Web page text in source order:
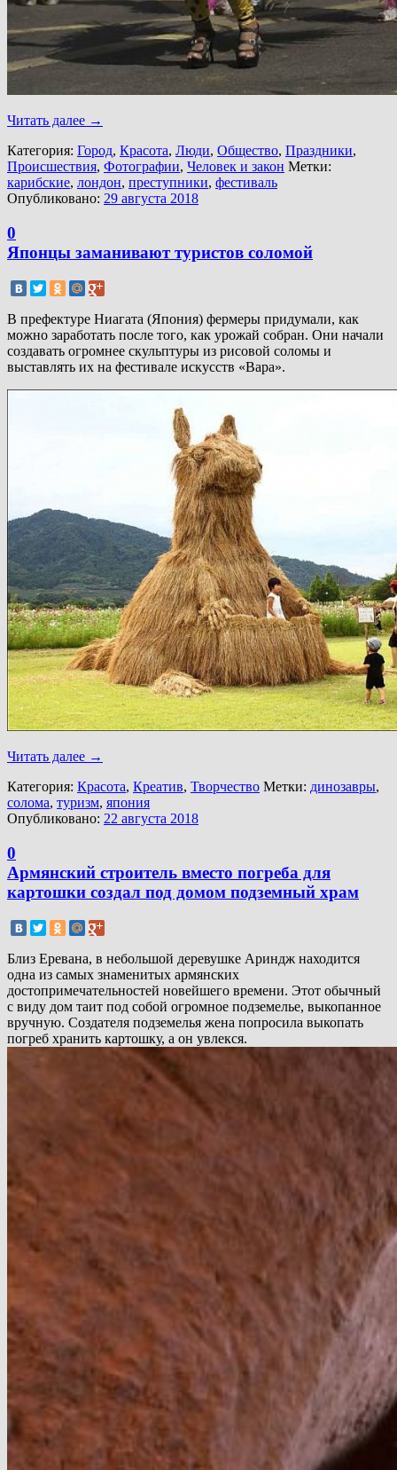
Читать далее →
Категория: Город, Красота, Люди, Общество, Праздники,
Происшествия, Фотографии, Человек и закон Метки:
карибские, лондон, преступники, фестиваль
Опубликовано: 29 августа 2018
0
Японцы заманивают туристов соломой
В префектуре Ниагата (Япония) фермеры придумали, как
можно заработать после того, как урожай собран. Они начали
создавать огромнее скульптуры из рисовой соломы и
выставлять их на фестивале искусств «Вара».
Читать далее →
Категория: Красота, Креатив, Творчество Метки: динозавры,
солома, туризм, япония
Опубликовано: 22 августа 2018
0
Армянский строитель вместо погреба для
картошки создал под домом подземный храм
Близ Еревана, в небольшой деревушке Ариндж находится
одна из самых знаменитых армянских
достопримечательностей новейшего времени. Этот обычный
с виду дом таит под собой огромное подземелье, выкопанное
вручную. Создателя подземелья жена попросила выкопать
погреб хранить картошку, а он увлекся.